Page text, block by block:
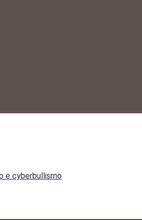
e cyberbullismo